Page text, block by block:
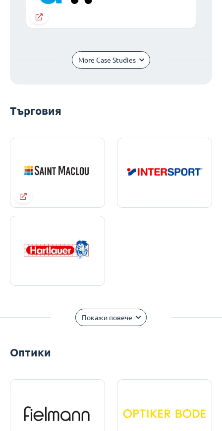
More Case Studies
Търговия
Покажи повече
Оптики